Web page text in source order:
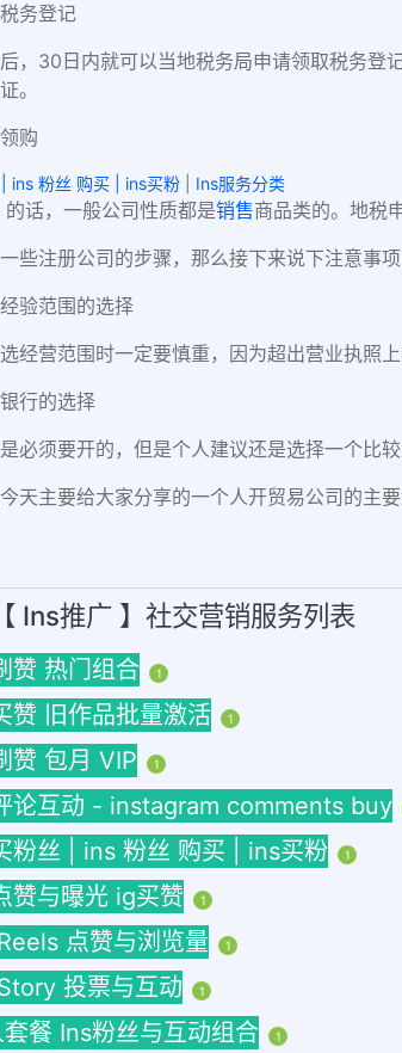
务登记
，30日内就可以当地税务局申请领取税务登
。
购
ins 粉丝 购买 | ins买粉 Ins服务分类
的话，一般公司性质都是销售商品类的。地税
些注册公司的步骤，那么接下来说下注意事项
验范围的选择
经营范围时一定要慎重，因为超出营业执照上
行的选择
必须要开的，但是个人建议还是选择一个比
天主要给大家分享的一个人开贸易公司的主
Ins推广 】社交营销服务列表
赞 热门组合 1
赞 旧作品批量激活 1
赞 包月 VIP 1
论互动 - instagram comments buy
粉丝 | ins 粉丝 购买 | ins买粉 1
赞与曝光 ig买赞 1
点赞与浏览量 1
投票与互动 1
套餐 Ins粉丝与互动组合 1